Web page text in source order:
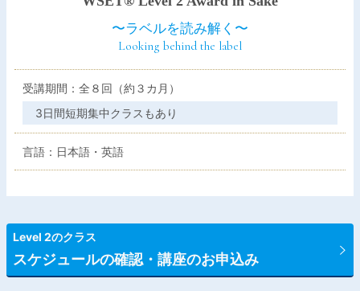
〜ラベルを読み解く〜
Looking behind the label
受講期間：全８回（約３カ月）
3日間短期集中クラスもあり
言語：日本語・英語
Level 2のクラス
スケジュールの確認・講座のお申込み